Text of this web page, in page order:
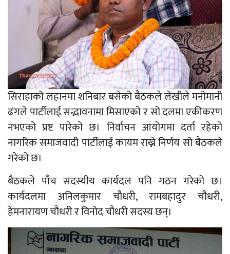
सिराहाको लहानमा शनिबार बसेको बैठकले लेखीले मनोमानी
ढंगले पार्टीलाई सद्भावनामा मिसाएको र सो दलमा एकीकरण
नभएको प्रष्ट पारेको छ। निर्वाचन आयोगमा दर्ता रहेको
नागरिक समाजवादी पार्टीलाई कायम राख्ने निर्णय सो बैठकले
गरेको छ।
बैठकले पाँच सदस्यीय कार्यदल पनि गठन गरेको छ।
कार्यदलमा अनिलकुमार चौधरी, रामबहादुर चौधरी,
हेमनारायण चौधरी र विनोद चौधरी सदस्य छन्।